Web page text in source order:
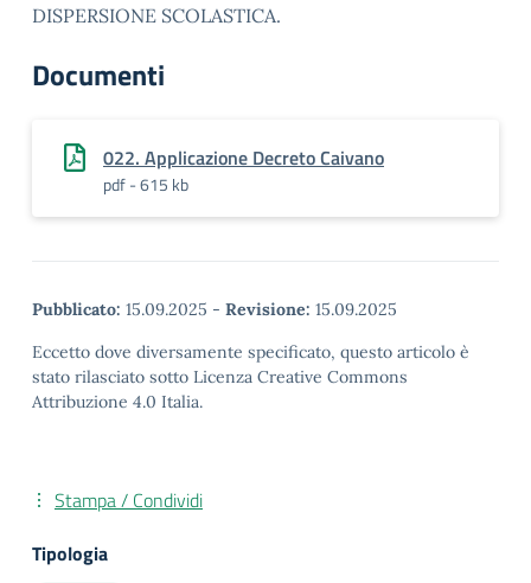
DISPERSIONE SCOLASTICA.
Documenti
022. Applicazione Decreto Caivano
pdf - 615 kb
Pubblicato: 15.09.2025 - Revisione: 15.09.2025
Eccetto dove diversamente specificato, questo articolo è
stato rilasciato sotto Licenza Creative Commons
Attribuzione 4.0 Italia.
Stampa / Condividi
Tipologia